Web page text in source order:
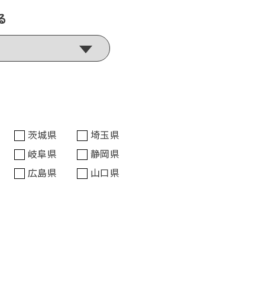
茨城県
埼玉県
岐阜県
静岡県
広島県
山口県